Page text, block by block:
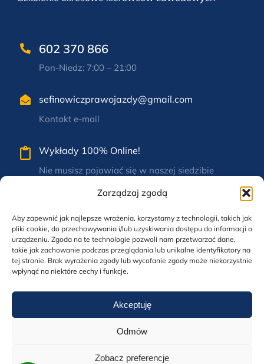
Zarządzaj zgodą
Aby zapewnić jak najlepsze wrażenia, korzystamy z technologii, takich jak
pliki cookie, do przechowywania i/lub uzyskiwania dostępu do informacji o
urządzeniu. Zgoda na te technologie pozwoli nam przetwarzać dane,
takie jak zachowanie podczas przeglądania lub unikalne identyfikatory na
tej stronie. Brak wyrażenia zgody lub wycofanie zgody może niekorzystnie
wpłynąć na niektóre cechy i funkcje.
Akceptuję
Odmów
Zobacz preferencje
602 370 866
Pon-Niedz: 7:00 – 21:00
sefinowiczprawojazdy@gmail.com
Kontakt e-mail
Wykłady 100% Online!
Nie musisz pojawiać się w naszej siedzibie
57-220 Ziębice
Siedziba firmy
© 2024-2026 OSK Sylwester Efinowicz. Realizacja: